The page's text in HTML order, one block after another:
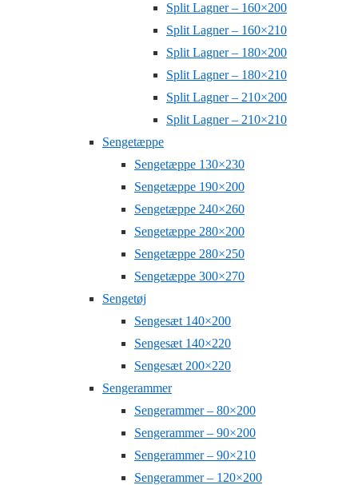
Split Lagner – 160×200
Split Lagner – 160×210
Split Lagner – 180×200
Split Lagner – 180×210
Split Lagner – 210×200
Split Lagner – 210×210
Sengetæppe
Sengetæppe 130×230
Sengetæppe 190×200
Sengetæppe 240×260
Sengetæppe 280×200
Sengetæppe 280×250
Sengetæppe 300×270
Sengetøj
Sengesæt 140×200
Sengesæt 140×220
Sengesæt 200×220
Sengerammer
Sengerammer – 80×200
Sengerammer – 90×200
Sengerammer – 90×210
Sengerammer – 120×200